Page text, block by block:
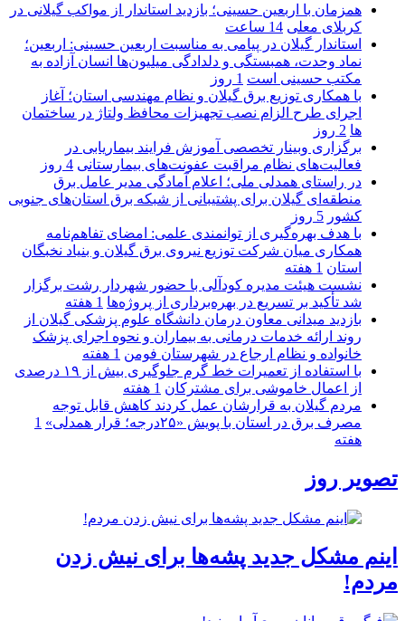
همزمان با اربعین حسینی؛ بازدید استاندار از مواکب گیلانی در
کربلای معلی 14 ساعت
استاندار گیلان در پیامی به مناسبت اربعین حسینی: اربعین؛
نماد وحدت، همبستگی و دلدادگی میلیون‌ها انسان آزاده به
مکتب حسینی است 1 روز
با همکاری توزیع برق گیلان و نظام مهندسی استان؛ آغاز
اجرای طرح الزام نصب تجهیزات محافظ ولتاژ در ساختمان
ها 2 روز
برگزاری وبینار تخصصی آموزش فرایند بیماریابی در
فعالیت‌های نظام مراقبت عفونت‌های بیمارستانی 4 روز
در راستای همدلی ملی؛ اعلام آمادگی مدیر عامل برق
منطقه‌ای گیلان برای پشتیبانی از شبكه برق استان‌های جنوبی
كشور 5 روز
با هدف بهره‌گیری از توانمندی علمی: امضای تفاهم‌نامه
همكاری میان شركت توزیع نیروی برق گیلان و بنیاد نخبگان
استان 1 هفته
نشست هیئت مدیره کودآلی با حضور شهردار رشت برگزار
شد تأکید بر تسریع در بهره‌برداری از پروژه‌ها 1 هفته
بازدید میدانی معاون درمان دانشگاه علوم پزشکی گیلان از
روند ارائه خدمات درمانی به بیماران و نحوه اجرای پزشک
خانواده و نظام ارجاع در شهرستان فومن 1 هفته
با استفاده از تعمیرات خط گرم جلوگیری بیش از ۱۹ درصدی
از اعمال خاموشی برای مشتركان 1 هفته
مردم گیلان به قرارشان عمل کردند كاهش قابل توجه
مصرف برق در استان با پویش «۲۵درجه؛ قرار همدلی»
1
هفته
تصویر روز
اینم مشکل جدید پشه‌ها برای نیش زدن
مردم!